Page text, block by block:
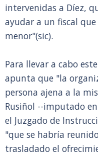
intervenidas a Díez,
ayudar a un fiscal
menor"(sic).
Para llevar a cabo
apunta que "la
persona ajena a la
Rusiñol --imputado
el Juzgado de
"que se habría
trasladado el